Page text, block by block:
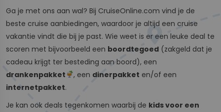
Ga je met ons aan wal? Bij CruiseOnline.com vind je de
beste cruise aanbiedingen, waardoor je altijd een cruise
vakantie vindt die bij je past. Wie weet is er een leuke deal te
scoren met bijvoorbeeld een boordtegoed (zakgeld dat je
cadeau krijgt ter besteding aan boord), een
drankenpakket
, een dinerpakket en/of een
internetpakket.
Je kan ook deals tegenkomen waarbij de kids voor een